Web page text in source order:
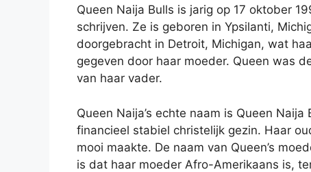
Queen Naija Bulls is jarig op 17 oktober
schrijven. Ze is geboren in Ypsilanti,
doorgebracht in Detroit, Michigan, wat
gegeven door haar moeder. Queen was
van haar vader.
Queen Naija’s echte naam is Queen
financieel stabiel christelijk gezin. Haar
mooi maakte. De naam van Queen’s
is dat haar moeder Afro-Amerikaans is,